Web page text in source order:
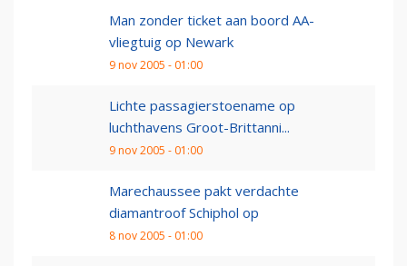
Man zonder ticket aan boord AA-
vliegtuig op Newark
9 nov 2005 - 01:00
Lichte passagierstoename op
luchthavens Groot-Brittanni...
9 nov 2005 - 01:00
Marechaussee pakt verdachte
diamantroof Schiphol op
8 nov 2005 - 01:00